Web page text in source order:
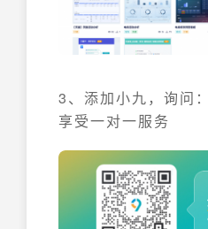
3、添加小九，询问
享受一对一服务